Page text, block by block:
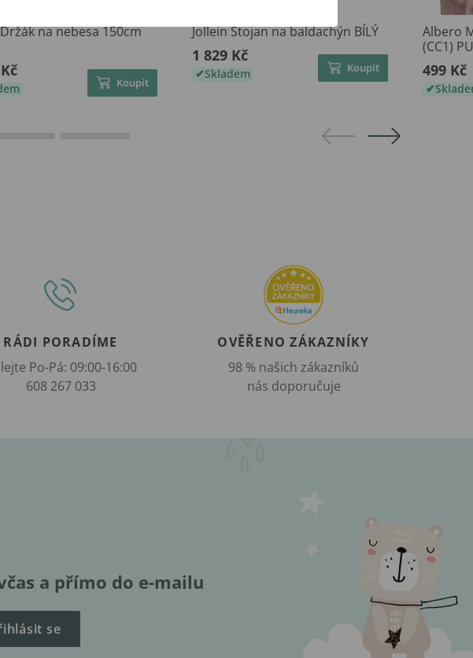
na nebesa 150cm
Koupit
Jollein Stojan na baldachýn BÍLÝ
1 829 Kč
Skladem Koupit
Albero
(CC1)
499 Kč
RÁDI PORADÍME
Po-Pá: 09:00-16:00
608 267 033
OVĚŘENO ZÁKAZNÍKY
98 % našich zákazníků
nás doporučuje
a přímo do e-mailu
se